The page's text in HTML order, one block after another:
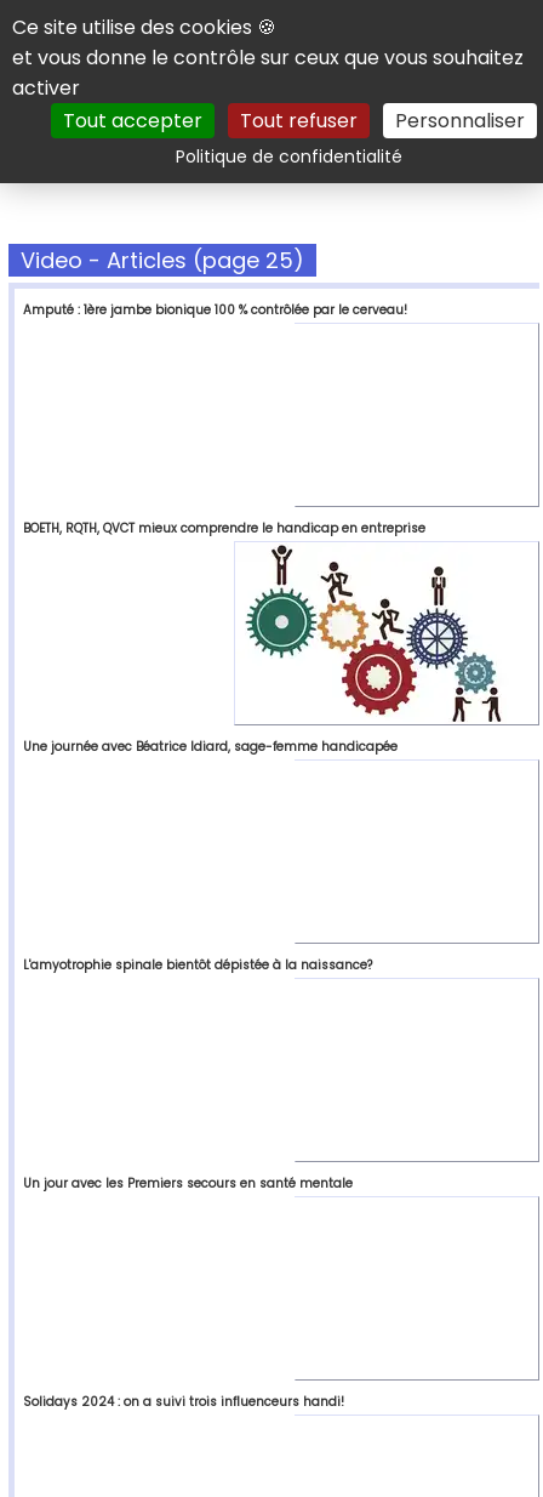
Panneau de gestion des cookies
Ce site utilise des cookies 🍪
et vous donne le contrôle sur ceux que vous souhaitez
activer
Tout accepter
Tout refuser Personnaliser
Politique de confidentialitéRechercher
Video - Articles (page 25)
Amputé : 1ère jambe bionique 100 % contrôlée par le cerveau!
BOETH, RQTH, QVCT mieux comprendre le handicap en entreprise
Une journée avec Béatrice Idiard, sage-femme handicapée
L'amyotrophie spinale bientôt dépistée à la naissance?
Un jour avec les Premiers secours en santé mentale
Solidays 2024 : on a suivi trois influenceurs handi!